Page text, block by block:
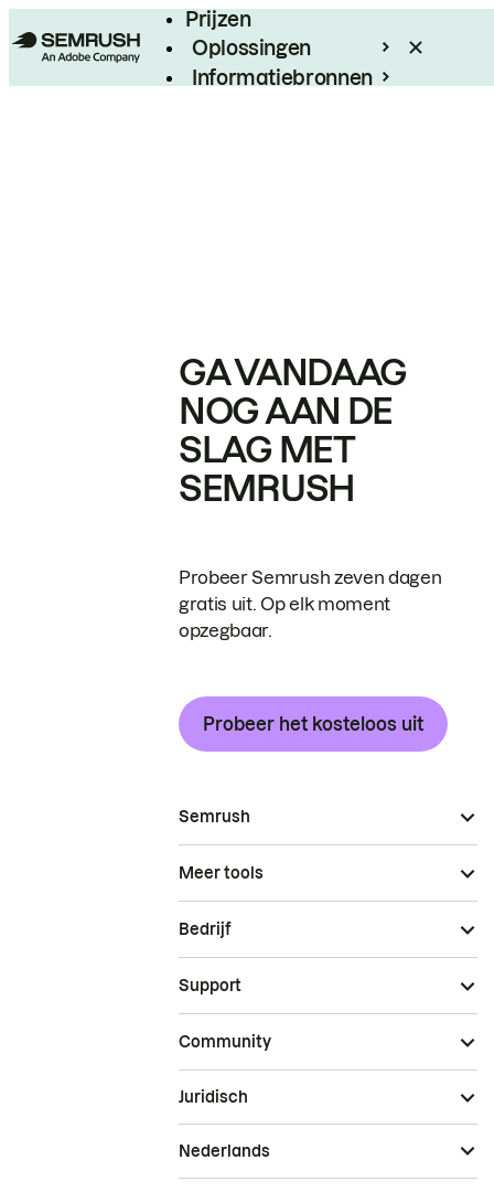
Prijzen
Oplossingen
Informatiebronnen
GA VANDAAG
NOG AAN DE
SLAG MET
SEMRUSH
Probeer Semrush zeven dagen
gratis uit. Op elk moment
opzegbaar.
Probeer het kosteloos uit
Semrush
Meer tools
Bedrijf
Support
Community
Juridisch
Nederlands